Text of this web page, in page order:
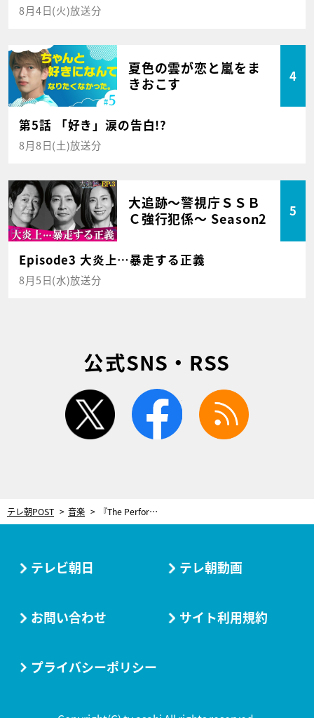
8月4日(火)放送分
夏色の雲が恋と嵐をま
きおこす
4
第5話 「好き」涙の告白!?
8月8日(土)放送分
大追跡～警視庁ＳＳＢ
Ｃ強行犯係～ Season2
5
Episode3 大炎上…暴走する正義
8月5日(水)放送分
公式SNS・RSS
twitter facebook
テレ朝POST 音楽 『The Performance』の登竜門イベントが今年も開催決定！5組の出演アーティスト解禁
テレビ朝日 テレ朝動画
お問い合わせ サイト利用規約
プライバシーポリシー